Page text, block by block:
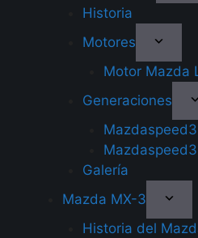
Historia
Motores
Motor Mazda
Generaciones
Galería
Mazda MX-3
Historia del